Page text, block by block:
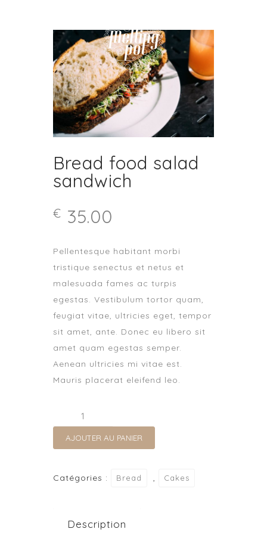
Bread food salad
sandwich
€ 35.00
Pellentesque habitant morbi
tristique senectus et netus et
malesuada fames ac turpis
egestas. Vestibulum tortor quam,
feugiat vitae, ultricies eget, tempor
sit amet, ante. Donec eu libero sit
amet quam egestas semper.
Aenean ultricies mi vitae est.
Mauris placerat eleifend leo.
quantité
de
Bread
salad
AJOUTER AU PANIER
Catégories : Bread , Cakes
Description